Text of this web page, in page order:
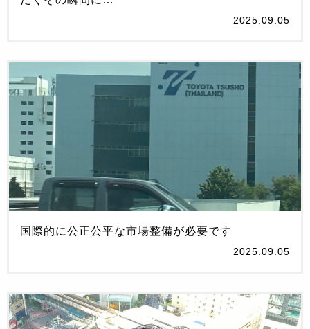
2025.09.05
国際的に公正公平な市場整備が必要です
2025.09.05